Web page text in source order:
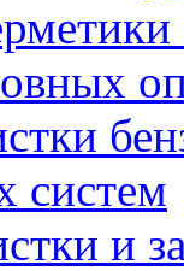
систем
и